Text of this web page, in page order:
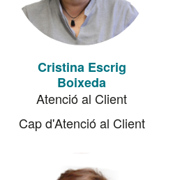
Cristina Escrig
Boixeda
Atenció al Client
Cap d'Atenció al Client